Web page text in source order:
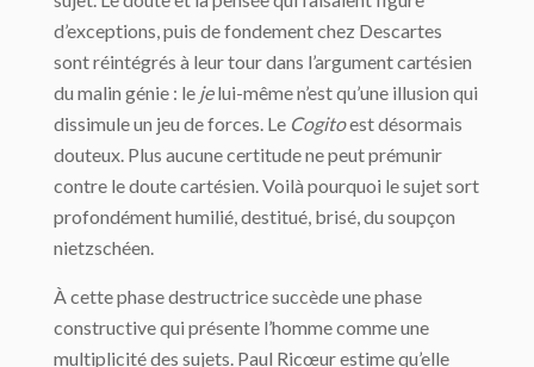
d’exceptions, puis de fondement chez Descartes
sont réintégrés à leur tour dans l’argument cartésien
du malin génie : le jelui-même n’est qu’une illusion qui
dissimule un jeu de forces. Le Cogitoest désormais
douteux. Plus aucune certitude ne peut prémunir
contre le doute cartésien. Voilà pourquoi le sujet sort
profondément humilié, destitué, brisé, du soupçon
nietzschéen.
À cette phase destructrice succède une phase
constructive qui présente l’homme comme une
multiplicité des sujets. Paul Ricœur estime qu’elle